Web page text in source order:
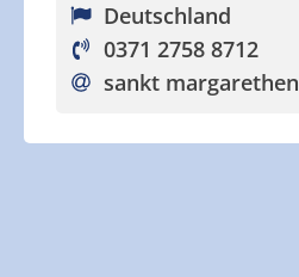
Deutschland
0371 2758 8712
sankt margarethen